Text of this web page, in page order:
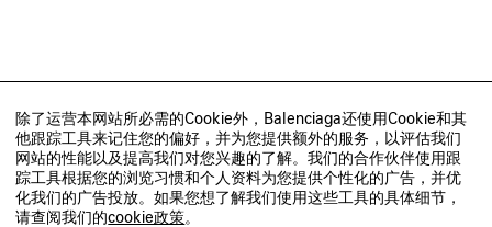
除了运营本网站所必需的Cookie外，Balenciaga还使用Cookie和其
他跟踪工具来记住您的偏好，并为您提供额外的服务，以评估我们
网站的性能以及提高我们对您兴趣的了解。我们的合作伙伴使用跟
踪工具根据您的浏览习惯和个人资料为您提供个性化的广告，并优
化我们的广告投放。如果您想了解我们使用这些工具的具体细节，
请查阅我们的cookie政策。